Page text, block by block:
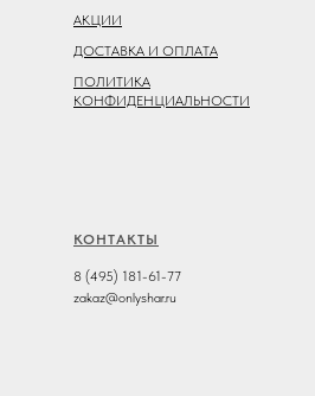
АКЦИИ
ДОСТАВКА И ОПЛАТА
ПОЛИТИКА
КОНФИДЕНЦИАЛЬНОСТИ
КОНТАКТЫ
8 (495) 181-61-77
zakaz@onlyshar.ru